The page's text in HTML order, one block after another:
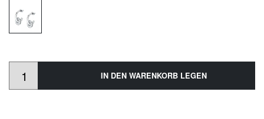
IN DEN WARENKORB LEGEN